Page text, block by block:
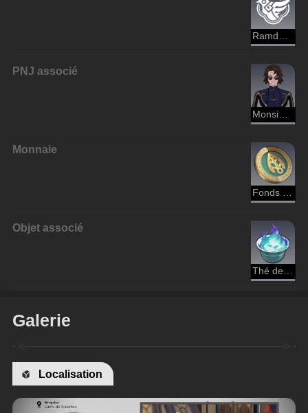
Ramdam à l'allée des Aurums
PNJ associé
Monsieur Huo
Monnaie
Fonds de la Guilde des commerçants
Objet associé
Thé de Flammes intenses
Galerie
Localisation